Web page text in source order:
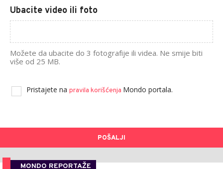
Ubacite video ili foto
Možete da ubacite do 3 fotografije ili videa. Ne smije biti
više od 25 MB.
Pristajete na pravila korišćenja Mondo portala.
POŠALJI
MONDO REPORTAŽE